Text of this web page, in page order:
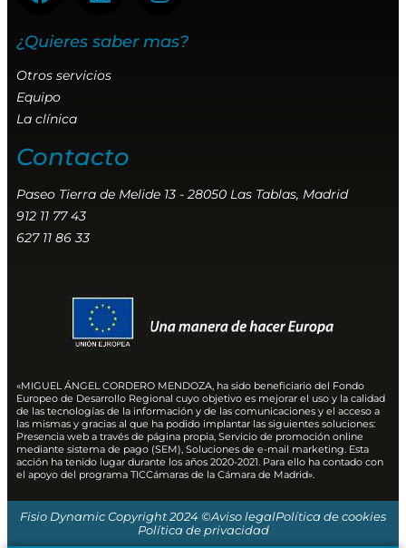
¿Quieres saber mas?
Otros servicios
Equipo
La clínica
Contacto
Paseo Tierra de Melide 13 - 28050 Las Tablas, Madrid
912 11 77 43
627 11 86 33
«MIGUEL ÁNGEL CORDERO MENDOZA, ha sido beneficiario del Fondo
Europeo de Desarrollo Regional cuyo objetivo es mejorar el uso y la calidad
de las tecnologías de la información y de las comunicaciones y el acceso a
las mismas y gracias al que ha podido implantar las siguientes soluciones:
Presencia web a través de página propia, Servicio de promoción online
mediante sistema de pago (SEM), Soluciones de e-mail marketing. Esta
acción ha tenido lugar durante los años 2020-2021. Para ello ha contado con
el apoyo del programa TICCámaras de la Cámara de Madrid».
Fisio Dynamic Copyright 2024 ©Aviso legalPolítica de cookies
Política de privacidad